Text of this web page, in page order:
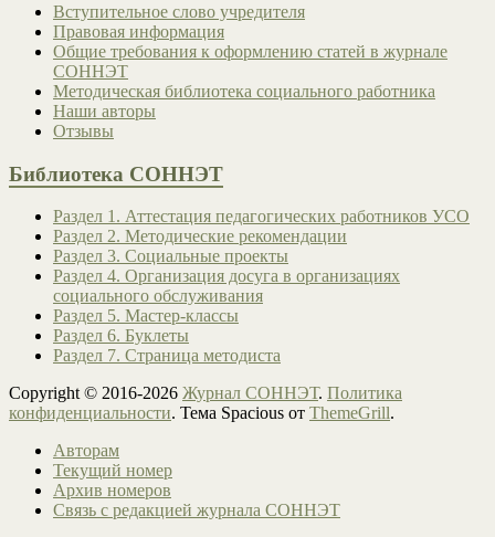
Вступительное слово учредителя
Правовая информация
Общие требования к оформлению статей в журнале
СОННЭТ
Методическая библиотека социального работника
Наши авторы
Отзывы
Библиотека СОННЭТ
Раздел 1. Аттестация педагогических работников УСО
Раздел 2. Методические рекомендации
Раздел 3. Социальные проекты
Раздел 4. Организация досуга в организациях
социального обслуживания
Раздел 5. Мастер-классы
Раздел 6. Буклеты
Раздел 7. Страница методиста
Copyright © 2016-2026 Журнал СОННЭТ. Политика
конфиденциальности. Тема Spacious от ThemeGrill.
Авторам
Текущий номер
Архив номеров
Связь с редакцией журнала СОННЭТ